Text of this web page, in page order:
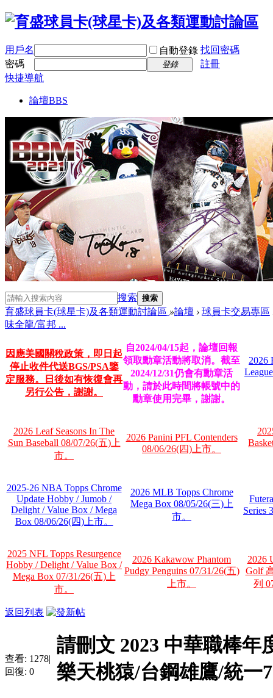
用戶名 自動登錄 找回密碼
密碼
登錄
註冊
快捷導航
論壇BBS
搜索 搜索
育盛球員卡(球星卡)及各類運動討論區 »論壇 › 球員卡交易專區
味全龍/富邦 ...
因應美國關稅政策，即日起
停止收件代送BGS/PSA鑒
定服務。日後如有恢復會再
另行公告，謝謝。
自2024/04/15起，論壇回報
領取勳章活動將取消。截至
2024/12/31仍會有勳章活
動，請於此時間將帳號中的
勳章使用完畢，謝謝。
2026
2026 Leaf Seasons In The
Sun Baseball 08/07/26(五)上
市。
2026 Panini PFL Contenders
08/06/26(四)上市。
2025-26 NBA Topps Chrome
Update Hobby / Jumob /
Delight / Value Box / Mega
Box 08/06/26(四)上市。
2026 MLB Topps Chrome
Mega Box 08/05/26(三)上
市。
Series
2025 NFL Topps Resurgence
Hobby / Delight / Value Box /
Mega Box 07/31/26(五)上
市。
2026 Kakawow Phantom
Pudgy Penguins 07/31/26(五)
上市。
2026
Golf
列
返回列表
查看: 1278|
回復: 0
請刪文 2023 中華職棒
樂天桃猿/台鋼雄鷹/統一